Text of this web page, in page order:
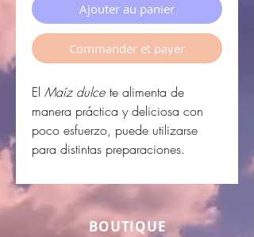
Ajouter au panier
Commander et payer
El Maíz dulce te alimenta de
manera práctica y deliciosa con
poco esfuerzo, puede utilizarse
para distintas preparaciones.
BOUTIQUE